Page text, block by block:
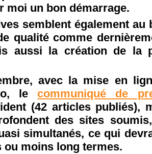
moi un bon démarrage.
semblent également au
qualité comme
aussi la création de la
avec la mise en
lecommuniqué de
(42 articles publiés),
des sites
simultanés, ce qui
ou moins long termes.